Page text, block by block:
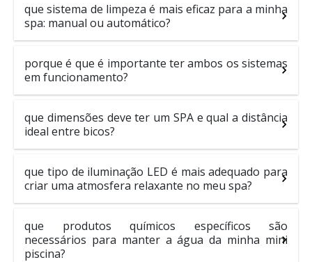
que sistema de limpeza é mais eficaz para a minha
spa: manual ou automático?
porque é que é importante ter ambos os sistemas
em funcionamento?
que dimensões deve ter um SPA e qual a distância
ideal entre bicos?
que tipo de iluminação LED é mais adequado para
criar uma atmosfera relaxante no meu spa?
que produtos químicos específicos são
necessários para manter a água da minha mini
piscina?